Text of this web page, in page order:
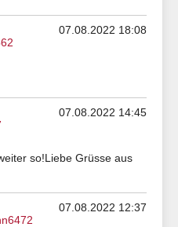
07.08.2022 18:08
07.08.2022 14:45
so!Liebe Grüsse aus
07.08.2022 12:37